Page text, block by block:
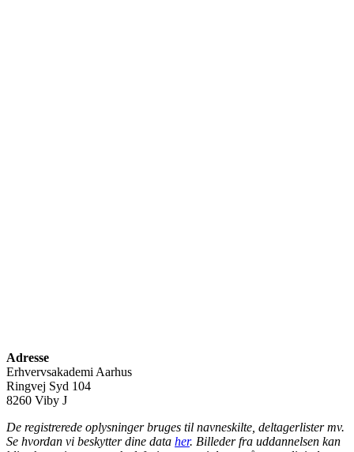
Adresse
Erhvervsakademi Aarhus
Ringvej Syd 104
8260 Viby J
De registrerede oplysninger bruges til navneskilte, deltagerlister mv.
Se hvordan vi beskytter dine data her. Billeder fra uddannelsen kan